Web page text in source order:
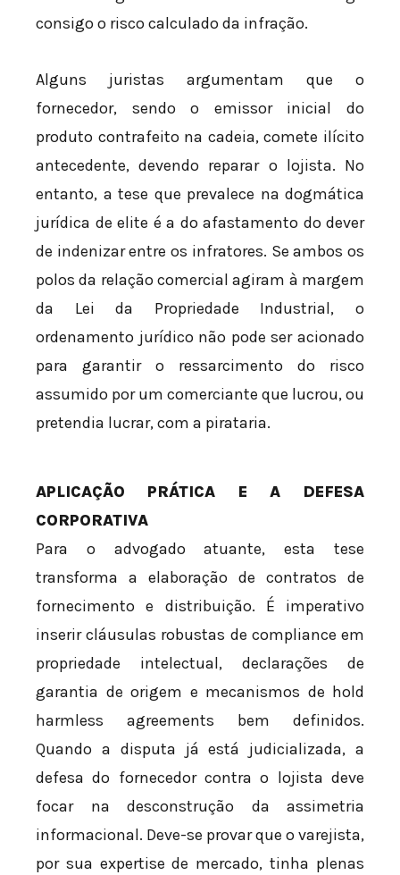
consigo o risco calculado da infração.
Alguns juristas argumentam que o
fornecedor, sendo o emissor inicial do
produto contrafeito na cadeia, comete ilícito
antecedente, devendo reparar o lojista. No
entanto, a tese que prevalece na dogmática
jurídica de elite é a do afastamento do dever
de indenizar entre os infratores. Se ambos os
polos da relação comercial agiram à margem
da Lei da Propriedade Industrial, o
ordenamento jurídico não pode ser acionado
para garantir o ressarcimento do risco
assumido por um comerciante que lucrou, ou
pretendia lucrar, com a pirataria.
APLICAÇÃO PRÁTICA E A DEFESA
CORPORATIVA
Para o advogado atuante, esta tese
transforma a elaboração de contratos de
fornecimento e distribuição. É imperativo
inserir cláusulas robustas de compliance em
propriedade intelectual, declarações de
garantia de origem e mecanismos de hold
harmless agreements bem definidos.
Quando a disputa já está judicializada, a
defesa do fornecedor contra o lojista deve
focar na desconstrução da assimetria
informacional. Deve-se provar que o varejista,
por sua expertise de mercado, tinha plenas